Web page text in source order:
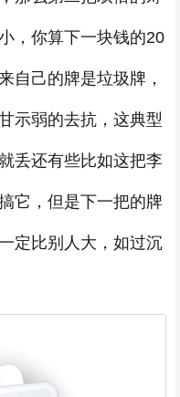
，你算下一块钱的20
自己的牌是垃圾牌，
示弱的去抗，这典型
丢还有些比如这把李
它，但是下一把的牌
定比别人大，如过沉